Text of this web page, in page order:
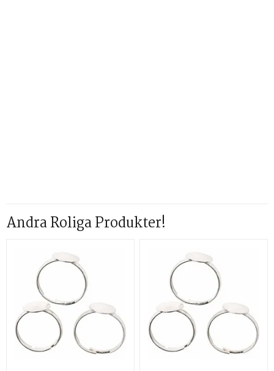
Andra Roliga Produkter!